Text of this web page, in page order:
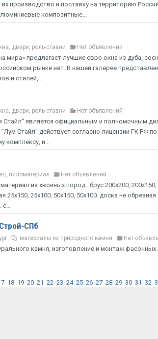
производство и поставку на территорию
композитные...
двери, роль-ставни Нет объявлений
мира» предлагает лучшие евро окна из дуба,
рынке нет. В нашей галерее
и стилей,...
двери, роль-ставни Нет объявлений
Стайл" является официальным и полномочным
Стайл" действует согласно лицензии ГК РФ
комплексу, и...
пиломатериал Нет объявлений
из хвойных пород : брус 200х200, 200х150,
25х150, 25х100, 50х150, 50х100. доска не
с...
СПб
материалы из природного камня Нет
камня, изготовление и монтаж
18 19 20 21 22 23 24 25 26 27 28 29 30 31 32